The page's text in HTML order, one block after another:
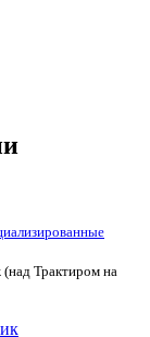
Трактиром на